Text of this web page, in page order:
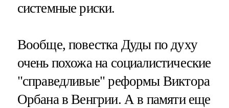
системные риски.
Вообще, повестка Дуды по духу
очень похожа на социалистические
"справедливые" реформы Виктора
Орбана в Венгрии. А в памяти еще